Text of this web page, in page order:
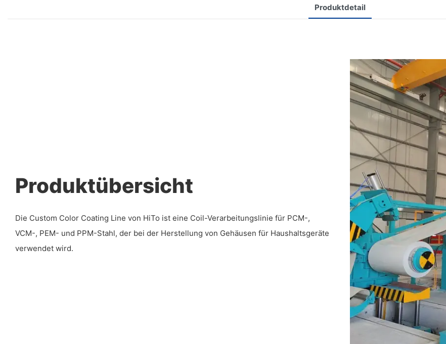
Produktdetail
Produktübersicht
Die Custom Color Coating Line von HiTo ist eine Coil-Verarbeitungslinie für PCM-,
VCM-, PEM- und PPM-Stahl, der bei der Herstellung von Gehäusen für Haushaltsgeräte
verwendet wird.